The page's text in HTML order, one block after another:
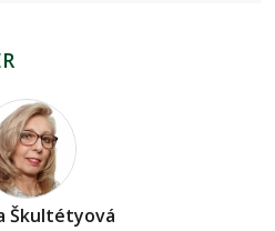
Škultétyová